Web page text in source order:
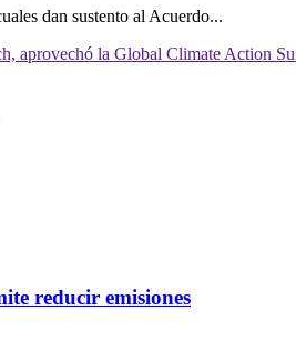
dan sustento al Acuerdo...
reducir emisiones